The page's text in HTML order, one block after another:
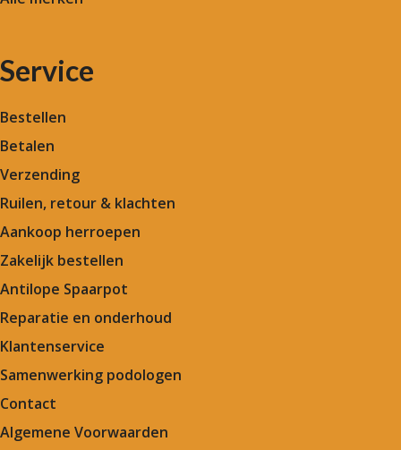
Service
Bestellen
Betalen
Verzending
Ruilen, retour & klachten
Aankoop herroepen
Zakelijk bestellen
Antilope Spaarpot
Reparatie en onderhoud
Klantenservice
Samenwerking podologen
Contact
Algemene Voorwaarden